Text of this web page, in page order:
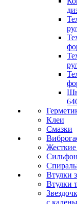
Клеи
Смазки
Втулки
Втулки
c